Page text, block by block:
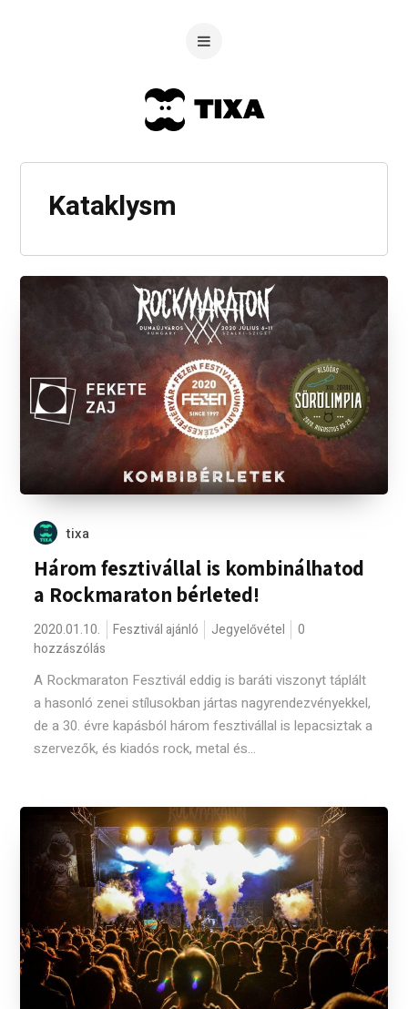
Kataklysm
tixa
Három fesztivállal is kombinálhatod
a Rockmaraton bérleted!
2020.01.10. Fesztivál ajánló Jegyelővétel
0
hozzászólás
A Rockmaraton Fesztivál eddig is baráti viszonyt táplált
a hasonló zenei stílusokban jártas nagyrendezvényekkel,
de a 30. évre kapásból három fesztivállal is lepacsiztak a
szervezők, és kiadós rock, metal és...